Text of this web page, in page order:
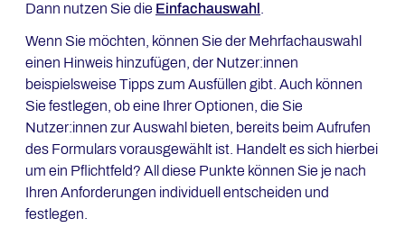
Dann nutzen Sie die Einfachauswahl
Wenn Sie möchten, können Sie der Mehrfachauswahl
einen Hinweis hinzufügen, der Nutzer:innen
beispielsweise Tipps zum Ausfüllen gibt. Auch können
Sie festlegen, ob eine Ihrer Optionen, die Sie
Nutzer:innen zur Auswahl bieten, bereits beim Aufrufen
des Formulars vorausgewählt ist. Handelt es sich hierbei
um ein Pflichtfeld? All diese Punkte können Sie je nach
Ihren Anforderungen individuell entscheiden und
festlegen.